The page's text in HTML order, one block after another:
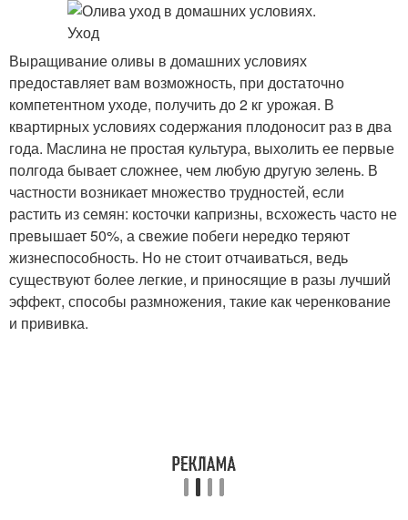
Выращивание оливы в домашних условиях
предоставляет вам возможность, при достаточно
компетентном уходе, получить до 2 кг урожая. В
квартирных условиях содержания плодоносит раз в два
года. Маслина не простая культура, выхолить ее первые
полгода бывает сложнее, чем любую другую зелень. В
частности возникает множество трудностей, если
растить из семян: косточки капризны, всхожесть часто не
превышает 50%, а свежие побеги нередко теряют
жизнеспособность. Но не стоит отчаиваться, ведь
существуют более легкие, и приносящие в разы лучший
эффект, способы размножения, такие как черенкование
и прививка.